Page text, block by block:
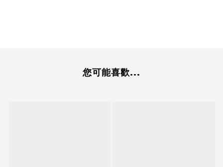
您可能喜歡...